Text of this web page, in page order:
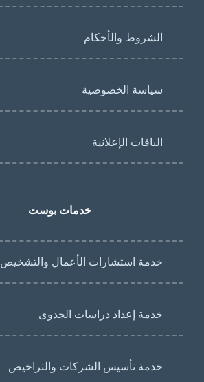
الشروط والأحكام
سياسة الخصوصية
الباقات الإعلانية
خدمات بوست
خدمة استشارات الأعمال والتشخيص
خدمة إعداد دراسات الجدوى
خدمة تأسيس الشركات والتراخيص